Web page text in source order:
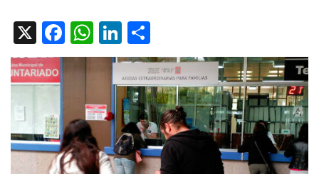
X Facebook
WhatsApp
LinkedIn